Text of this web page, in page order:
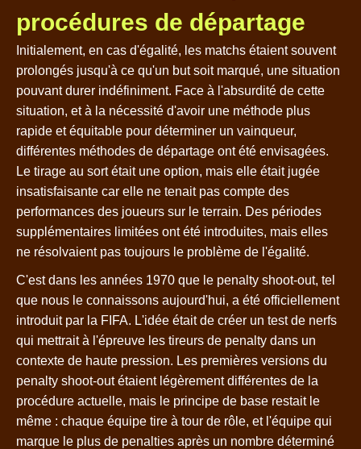
procédures de départage
Initialement, en cas d'égalité, les matchs étaient souvent
prolongés jusqu'à ce qu'un but soit marqué, une situation
pouvant durer indéfiniment. Face à l'absurdité de cette
situation, et à la nécessité d'avoir une méthode plus
rapide et équitable pour déterminer un vainqueur,
différentes méthodes de départage ont été envisagées.
Le tirage au sort était une option, mais elle était jugée
insatisfaisante car elle ne tenait pas compte des
performances des joueurs sur le terrain. Des périodes
supplémentaires limitées ont été introduites, mais elles
ne résolvaient pas toujours le problème de l'égalité.
C'est dans les années 1970 que le penalty shoot-out, tel
que nous le connaissons aujourd'hui, a été officiellement
introduit par la FIFA. L'idée était de créer un test de nerfs
qui mettrait à l'épreuve les tireurs de penalty dans un
contexte de haute pression. Les premières versions du
penalty shoot-out étaient légèrement différentes de la
procédure actuelle, mais le principe de base restait le
même : chaque équipe tire à tour de rôle, et l'équipe qui
marque le plus de penalties après un nombre déterminé